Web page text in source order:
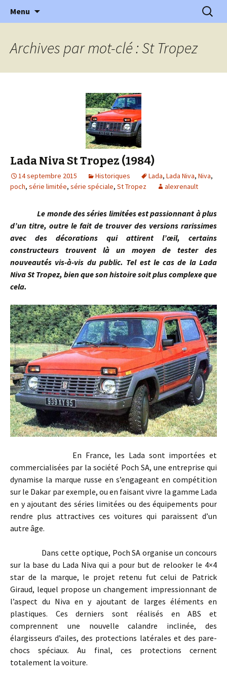
l'Automobile Ancienne
l'automobile ancienne : articles, historiques
…
Menu
Archives par mot-clé : St Tropez
Lada Niva St Tropez (1984)
14 septembre 2015 Historiques Lada, Lada Niva, Niva,
poch, série limitée, série spéciale, St Tropez alexrenault
Le monde des séries limitées est passionnant à plus
d’un titre, outre le fait de trouver des versions rarissimes
avec des décorations qui attirent l’œil, certains
constructeurs trouvent là un moyen de tester des
nouveautés vis-à-vis du public. Tel est le cas de la Lada
Niva St Tropez, bien que son histoire soit plus complexe que
cela.
En France, les Lada sont importées et
commercialisées par la société Poch SA, une entreprise qui
dynamise la marque russe en s’engageant en compétition
sur le Dakar par exemple, ou en faisant vivre la gamme Lada
en y ajoutant des séries limitées ou des équipements pour
rendre plus attractives ces voitures qui paraissent d’un
autre âge.
Dans cette optique, Poch SA organise un concours
sur la base du Lada Niva qui a pour but de relooker le 4×4
star de la marque, le projet retenu fut celui de Patrick
Giraud, lequel propose un changement impressionnant de
l’aspect du Niva en y ajoutant de larges éléments en
plastiques. Ces derniers sont réalisés en ABS et
comprennent une nouvelle calandre inclinée, des
élargisseurs d’ailes, des protections latérales et des pare-
chocs spéciaux. Au final, ces protections cernent
totalement la voiture.